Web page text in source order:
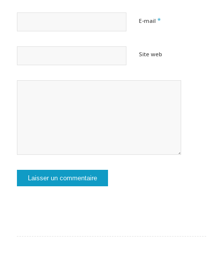
E-mail *
Site web